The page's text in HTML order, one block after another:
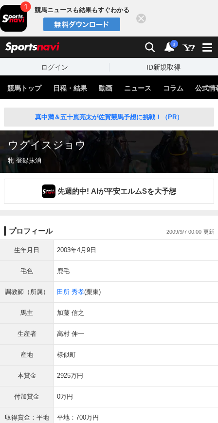
競馬ニュースも結果もすぐわかる
検索 通知
i
ログイン ID新規取得
競馬トップ 日程・結果 動画 ニュース コラム 公式情
真中満＆五十嵐亮太が佐賀競馬予想に挑戦！（PR）
ウグイスジョウ
牝 登録抹消
先週的中! AIが平安エルムSを大予想
プロフィール 2009/9/7 00:00
生年月日 2003年4月9日
毛色 鹿毛
調教師（所属） 田所 秀孝(栗東)
馬主 加藤 信之
生産者 高村 伸一
産地 様似町
本賞金 2925万円
付加賞金 0万円
収得賞金：平地 平地：700万円